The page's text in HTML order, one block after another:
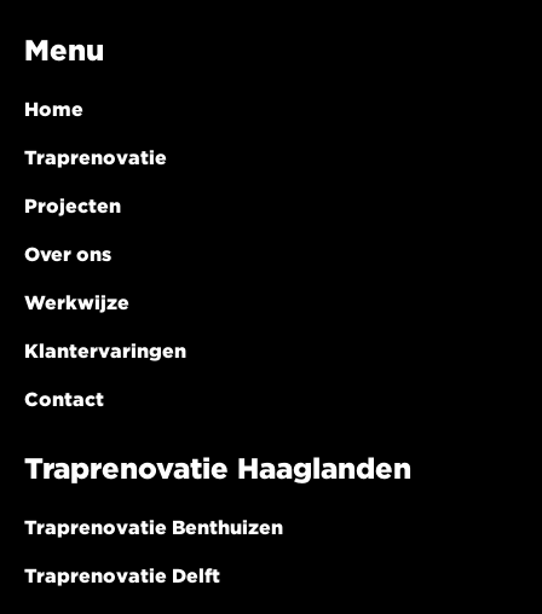
Menu
Home
Traprenovatie
Projecten
Over ons
Werkwijze
Klantervaringen
Contact
Traprenovatie Haaglanden
Traprenovatie Benthuizen
Traprenovatie Delft